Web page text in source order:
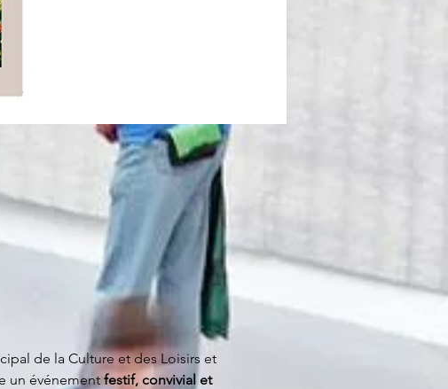
de la Culture et des Loisirs et
un événement festif, convivial et